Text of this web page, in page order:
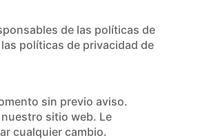
de las políticas de
políticas de privacidad de
sin previo aviso.
sitio web. Le
cualquier cambio.